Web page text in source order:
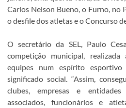
Carlos Nelson Bueno, o Furno, no
o desfile dos atletas e o Concurso
O secretário da SEL, Paulo
competição municipal, realizada
equipes num espírito
significado social. “Assim,
clubes, empresas e
associados, funcionários e